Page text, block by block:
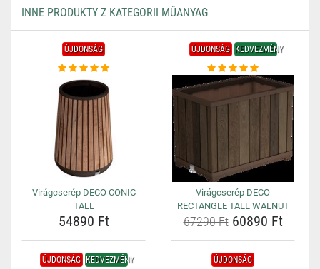
INNE PRODUKTY Z KATEGORII MŰANYAG
ÚJDONSÁG
Virágcserép DECO CONIC
TALL
54890 Ft
ÚJDONSÁG KEDVEZMÉNY
Virágcserép DECO
RECTANGLE TALL WALNUT
67290 Ft60890 Ft
ÚJDONSÁG KEDVEZMÉNY ÚJDONSÁG